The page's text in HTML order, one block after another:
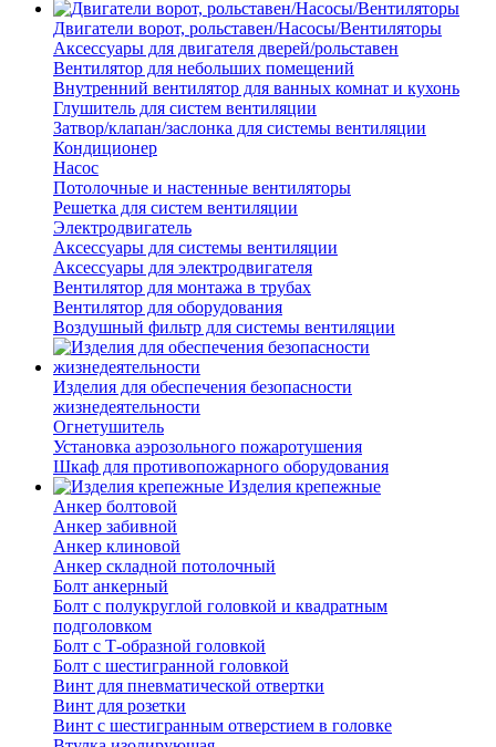
Двигатели ворот, рольставен/Насосы/Вентиляторы
Аксессуары для двигателя дверей/рольставен
Вентилятор для небольших помещений
Внутренний вентилятор для ванных комнат и кухонь
Глушитель для систем вентиляции
Затвор/клапан/заслонка для системы вентиляции
Кондиционер
Насос
Потолочные и настенные вентиляторы
Решетка для систем вентиляции
Электродвигатель
Аксессуары для системы вентиляции
Аксессуары для электродвигателя
Вентилятор для монтажа в трубах
Вентилятор для оборудования
Воздушный фильтр для системы вентиляции
Изделия для обеспечения безопасности
жизнедеятельности
Огнетушитель
Установка аэрозольного пожаротушения
Шкаф для противопожарного оборудования
Изделия крепежные
Анкер болтовой
Анкер забивной
Анкер клиновой
Анкер складной потолочный
Болт анкерный
Болт с полукруглой головкой и квадратным
подголовком
Болт с Т-образной головкой
Болт с шестигранной головкой
Винт для пневматической отвертки
Винт для розетки
Винт с шестигранным отверстием в головке